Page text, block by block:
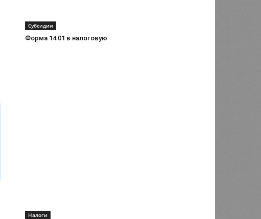
Субсидии
Форма 14 01 в налоговую
Налоги